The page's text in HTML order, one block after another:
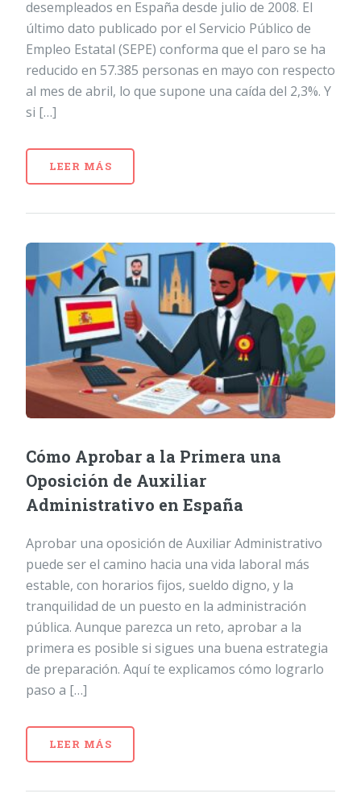
desempleados en España desde julio de 2008. El
último dato publicado por el Servicio Público de
Empleo Estatal (SEPE) conforma que el paro se ha
reducido en 57.385 personas en mayo con respecto
al mes de abril, lo que supone una caída del 2,3%. Y
si […]
LEER MÁS
Cómo Aprobar a la Primera una
Oposición de Auxiliar
Administrativo en España
Aprobar una oposición de Auxiliar Administrativo
puede ser el camino hacia una vida laboral más
estable, con horarios fijos, sueldo digno, y la
tranquilidad de un puesto en la administración
pública. Aunque parezca un reto, aprobar a la
primera es posible si sigues una buena estrategia
de preparación. Aquí te explicamos cómo lograrlo
paso a […]
LEER MÁS